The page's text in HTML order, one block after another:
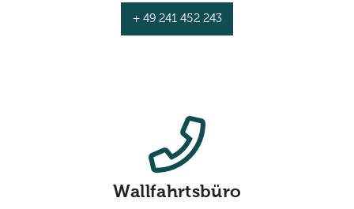
+ 49 241 452 243
Wallfahrtsbüro